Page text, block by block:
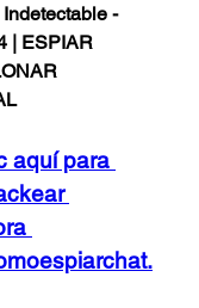
-
| ESPIAR
aquí para